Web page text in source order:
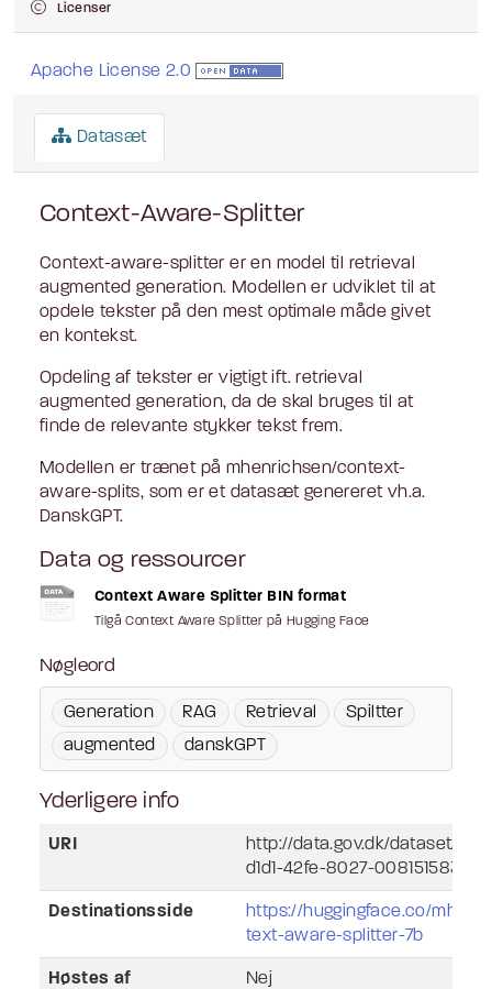
Licenser
Apache License 2.0
Datasæt
Context-Aware-Splitter
Context-aware-splitter er en model til retrieval
augmented generation. Modellen er udviklet til at
opdele tekster på den mest optimale måde givet
en kontekst.
Opdeling af tekster er vigtigt ift. retrieval
augmented generation, da de skal bruges til at
finde de relevante stykker tekst frem.
Modellen er trænet på mhenrichsen/context-
aware-splits, som er et datasæt genereret vh.a.
DanskGPT.
Data og ressourcer
Context Aware Splitter BIN format
Tilgå Context Aware Splitter på Hugging Face
Nøgleord
Generation RAG Retrieval
Spiltter
augmented
danskGPT
Yderligere info
URI
http://data.gov.dk/dataset/
d1d1-42fe-8027-008151583670
Destinationsside
https://huggingface.co/
text-aware-splitter-7b
Høstes af
Nej